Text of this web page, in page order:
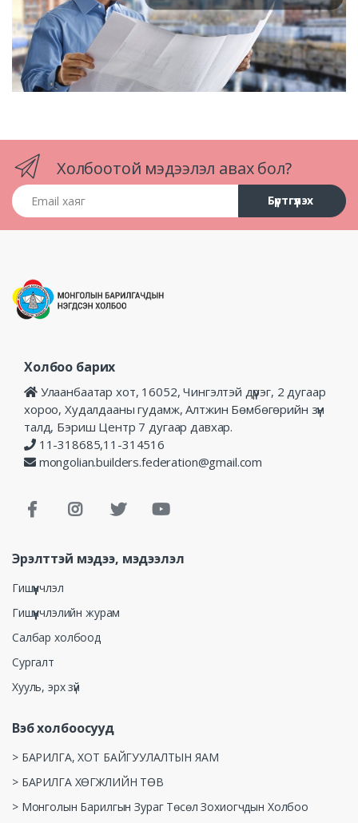
Холбоотой мэдээлэл авах бол?
Email хаяг
Бүртгүүлэх
Холбоо барих
Улаанбаатар хот, 16052, Чингэлтэй дүүрэг, 2 дугаар
хороо, Худалдааны гудамж, Алтжин Бөмбөгөрийн зүүн
талд, Бэриш Центр 7 дугаар давхар.
11-318685,11-314516
mongolian.builders.federation@gmail.com
Эрэлттэй мэдээ, мэдээлэл
Гишүүнчлэл
Гишүүнчлэлийн журам
Салбар холбоод
Сургалт
Хууль, эрх зүй
Вэб холбоосууд
> БАРИЛГА, ХОТ БАЙГУУЛАЛТЫН ЯАМ
> БАРИЛГА ХӨГЖЛИЙН ТӨВ
> Монголын Барилгын Зураг Төсөл Зохиогчдын Холбоо